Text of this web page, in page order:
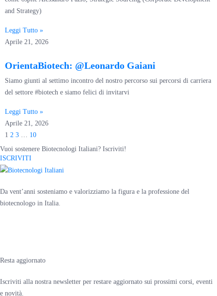
and Strategy)
Leggi Tutto »
Aprile 21, 2026
OrientaBiotech: @Leonardo Gaiani
Siamo giunti al settimo incontro del nostro percorso sui percorsi di carriera
del settore #biotech e siamo felici di invitarvi
Leggi Tutto »
Aprile 21, 2026
1 2 3
10
Vuoi sostenere Biotecnologi Italiani? Iscriviti!
ISCRIVITI
Da vent’anni sosteniamo e valorizziamo la figura e la professione del
biotecnologo in Italia.
Resta aggiornato
Iscriviti alla nostra newsletter per restare aggiornato sui prossimi corsi, eventi
e novità.